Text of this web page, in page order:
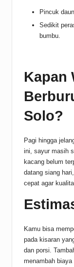
Pincuk
Sedikit
bumbu.
Kapan
Solo?
Pagi hingga
ini, sayur masih
kacang belum
datang siang
cepat agar
Kamu bisa
pada kisaran
dan porsi.
menambah